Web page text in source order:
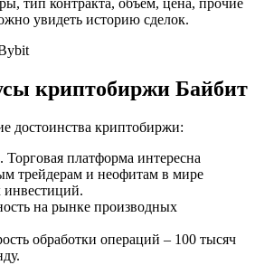
тип контракта, объем, цена, прочие
увидеть историю сделок.
криптобиржи Байбит
достоинства криптобиржи:
Торговая платформа интересна
трейдерам и неофитам в мире
на рынке производных
обработки операций – 100 тысяч